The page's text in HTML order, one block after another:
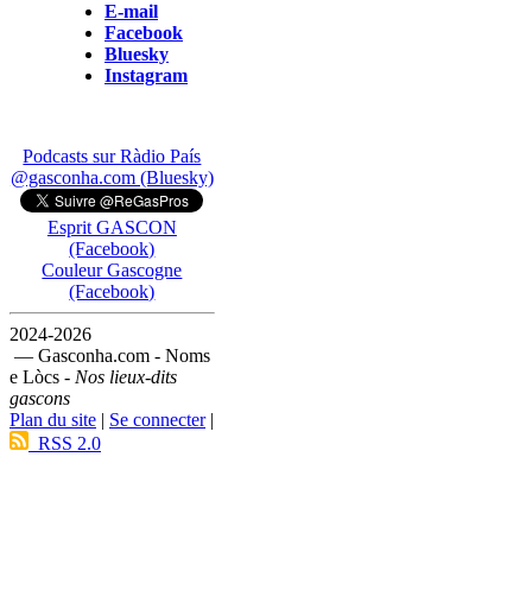
E-mail
Facebook
Bluesky
Instagram
Podcasts sur Ràdio País
@gasconha.com (Bluesky)
Esprit GASCON
(Facebook)
Couleur Gascogne
(Facebook)
2024-2026
— Gasconha.com - Noms
e Lòcs - Nos lieux-dits
gascons
Plan du site | Se connecter|
RSS 2.0